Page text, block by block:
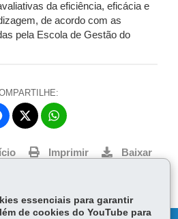
da eficiência, eficácia e
de acordo com as
pela Escola de Gestão do
Fa
ce
bo
itt
ts
Imprimir Baixar
essenciais para garantir
de cookies do YouTube para